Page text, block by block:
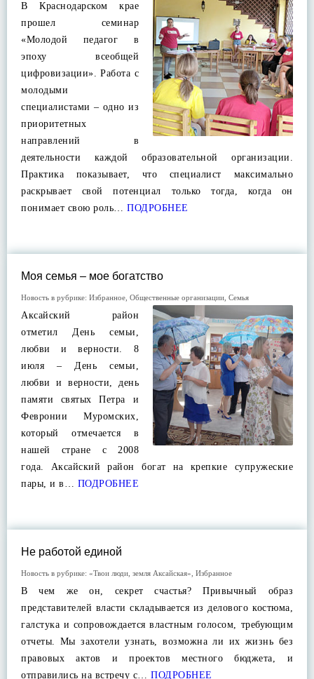
В Краснодарском крае
прошел семинар
«Молодой педагог в
эпоху всеобщей
цифровизации». Работа с
молодыми
специалистами – одно из
приоритетных
направлений в
деятельности каждой образовательной организации.
Практика показывает, что специалист максимально
раскрывает свой потенциал только тогда, когда он
понимает свою роль… ПОДРОБНЕЕ
Моя семья – мое богатство
Новость в рубрике: Избранное Общественные организации Семья
Аксайский район
отметил День семьи,
любви и верности. 8
июля – День семьи,
любви и верности, день
памяти святых Петра и
Февронии Муромских,
который отмечается в
нашей стране с 2008
года. Аксайский район богат на крепкие супружеские
пары, и в… ПОДРОБНЕЕ
Не работой единой
Новость в рубрике: «Твои люди, земля Аксайская» Избранное
В чем же он, секрет счастья? Привычный образ
представителей власти складывается из делового костюма,
галстука и сопровождается властным голосом, требующим
отчеты. Мы захотели узнать, возможна ли их жизнь без
правовых актов и проектов местного бюджета, и
отправились на встречу с… ПОДРОБНЕЕ